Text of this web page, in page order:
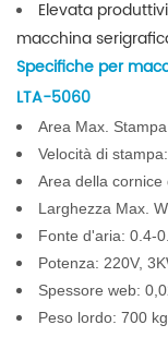
Elevata
macchina
Specifiche per
LTA-5060
Area Max.
Velocità di
Area della
Larghezza Max.
Fonte d'aria: 0.4-
Potenza: 220V,
Spessore web:
Peso lordo: 700 kg